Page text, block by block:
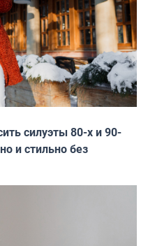
силуэты 80-х и 90-
и стильно без